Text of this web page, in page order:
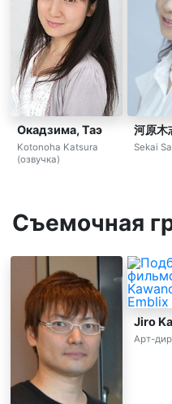
Окадзима, Таэ
Kotonoha Katsura
(озвучка)
河原木
Sekai
Съемочная
Jiro
Арт-